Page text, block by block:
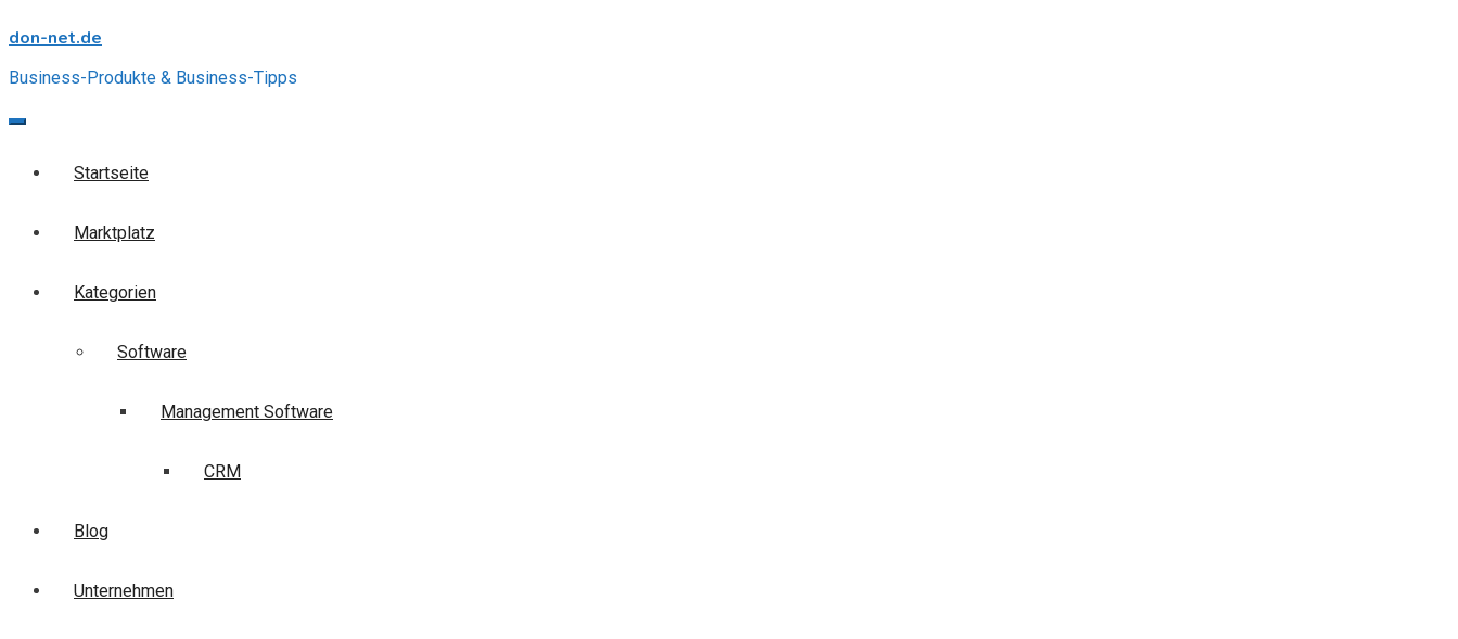
to
don-net.de
Business-Produkte & Business-Tipps
Startseite
Marktplatz
Kategorien
Software
Management Software
CRM
Blog
Unternehmen